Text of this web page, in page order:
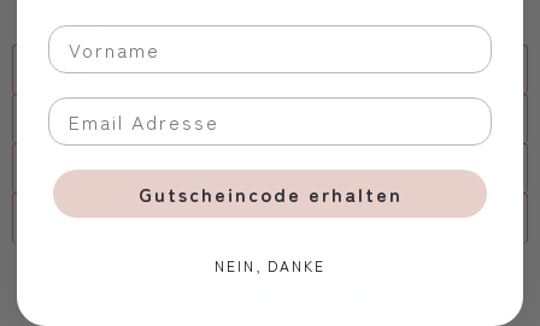
Beschreibung
Versand
FAQs
Firmenkunde
Oft zusammen gekauft
Gutscheincode erhalten
NEIN, DANKE